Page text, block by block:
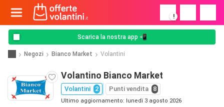
!
Scarica la nostra app 📲
Negozi Bianco Market Volantini
Volantino Bianco Market
Volantini 2 Punti vendita 8
Ultimo aggiornamento: lunedì 3 agosto 2026